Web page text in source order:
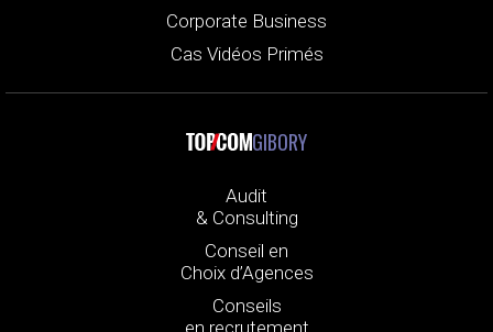
Corporate Business
Cas Vidéos Primés
GIBORY
Audit
& Consulting
Conseil en
Choix d’Agences
Conseils